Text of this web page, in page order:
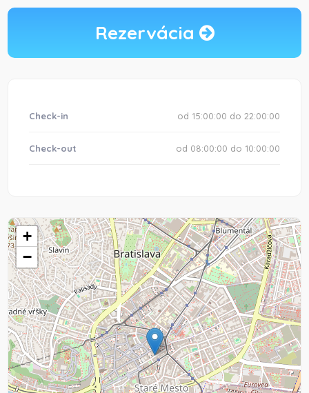
Rezervácia
Check-in od 15:00:00 do 22:00:00
Check-out od 08:00:00 do 10:00:00
+
−